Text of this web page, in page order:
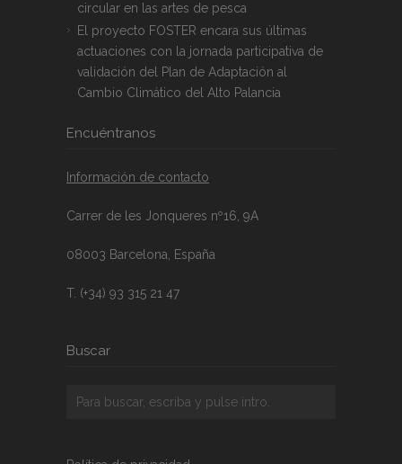
circular en las artes de pesca
El proyecto FOSTER encara sus últimas
actuaciones con la jornada participativa de
validación del Plan de Adaptación al
Cambio Climático del Alto Palancia
Encuéntranos
Información de contacto
Carrer de les Jonqueres nº16, 9A
08003 Barcelona, España
T. (+34) 93 315 21 47
Buscar